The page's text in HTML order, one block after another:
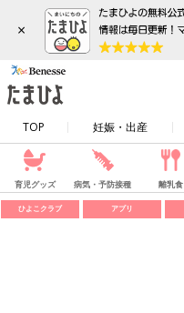
×
TOP 妊娠・出産
育児グッズ 病気・予防接種 離乳食
ひよこクラブ アプリ